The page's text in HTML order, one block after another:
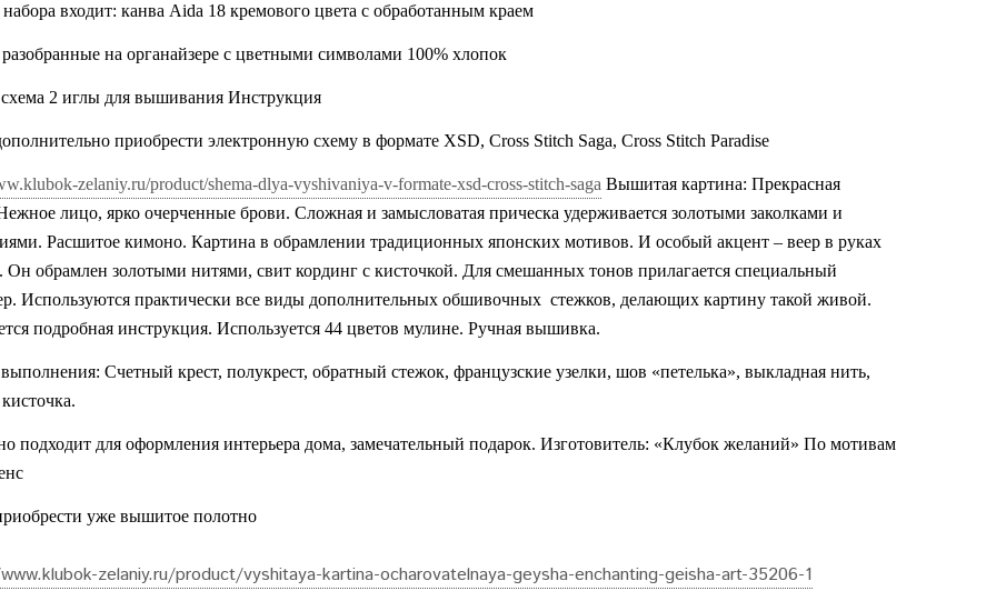
входит: канва Aida 18 кремового цвета с обработанным краем
на органайзере с цветными символами 100% хлопок
2 иглы для вышивания Инструкция
приобрести электронную схему в формате XSD, Cross Stitch Saga, Cross Stitch Paradise
zelaniy.ru/product/shema-dlya-vyshivaniya-v-formate-xsd-cross-stitch-saga Вышитая картина: Прекрасная
лицо, ярко очерченные брови. Сложная и замысловатая прическа удерживается золотыми заколками и
Расшитое кимоно. Картина в обрамлении традиционных японских мотивов. И особый акцент – веер в руках
Он обрамлен золотыми нитями, свит кординг с кисточкой. Для смешанных тонов прилагается специальный
Используются практически все виды дополнительных обшивочных стежков, делающих картину такой живой.
подробная инструкция. Используется 44 цветов мулине. Ручная вышивка.
Счетный крест, полукрест, обратный стежок, французские узелки, шов «петелька», выкладная нить,
подходит для оформления интерьера дома, замечательный подарок. Изготовитель: «Клубок желаний» По мотивам
уже вышитое полотно
zelaniy.ru/product/vyshitaya-kartina-ocharovatelnaya-geysha-enchanting-geisha-art-35206-1